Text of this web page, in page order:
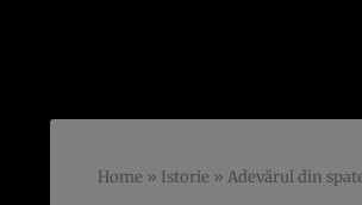
Home » Istorie » Adevărul din